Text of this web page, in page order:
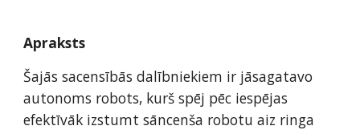
Apraksts
Šajās sacensībās dalībniekiem ir jāsagatavo
autonoms robots, kurš spēj pēc iespējas
efektīvāk izstumt sāncenša robotu aiz ringa